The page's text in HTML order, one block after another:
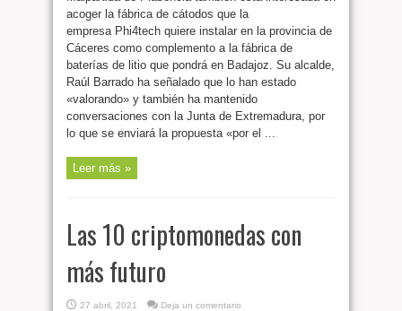
acoger la fábrica de cátodos que la
empresa Phi4tech quiere instalar en la provincia de
Cáceres como complemento a la fábrica de
baterías de litio que pondrá en Badajoz. Su alcalde,
Raúl Barrado ha señalado que lo han estado
«valorando» y también ha mantenido
conversaciones con la Junta de Extremadura, por
lo que se enviará la propuesta «por el ...
Leer más »
Las 10 criptomonedas con
más futuro
27 abril, 2021 Deja un comentario